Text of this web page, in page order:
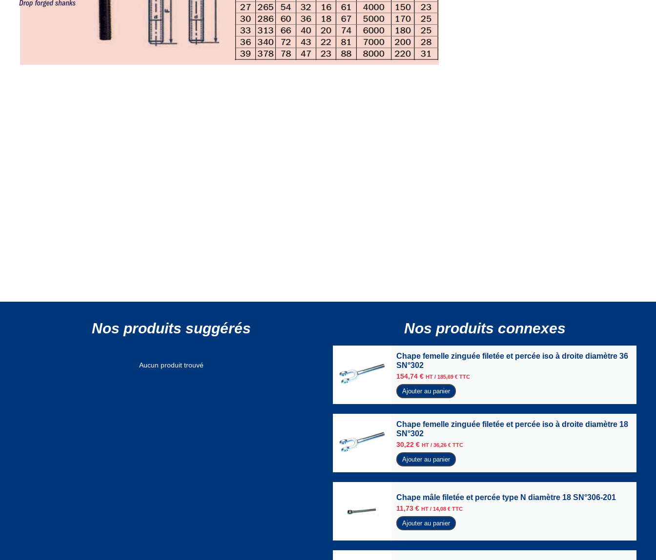
Nos produits suggérés
Aucun produit trouvé
Nos produits connexes
Chape femelle zinguée filetée et percée iso à droite diamètre 36
SN°302
154,74 € HT / 185,69 € TTC
Ajouter au panier
Chape femelle zinguée filetée et percée iso à droite diamètre 18
SN°302
30,22 € HT / 36,26 € TTC
Ajouter au panier
Chape mâle filetée et percée type N diamètre 18 SN°306-201
11,73 € HT / 14,08 € TTC
Ajouter au panier